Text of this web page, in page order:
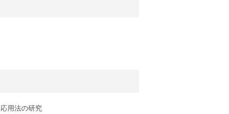
用法の研究